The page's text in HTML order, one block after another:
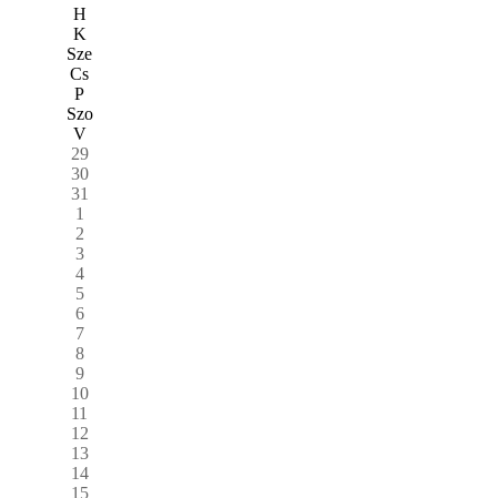
H
K
Sze
Cs
P
Szo
V
29
30
31
1
2
3
4
5
6
7
8
9
10
11
12
13
14
15